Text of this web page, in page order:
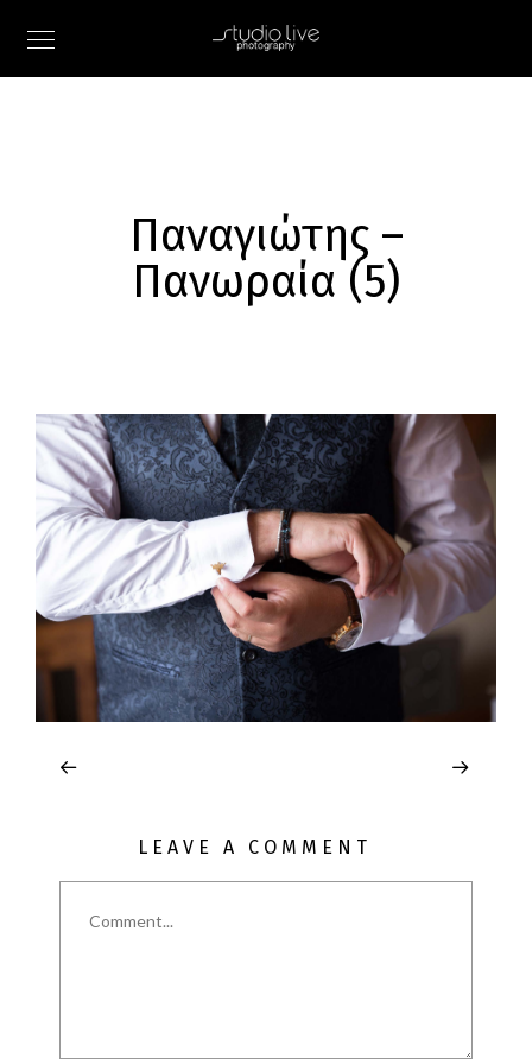
Παναγιώτης –
Πανωραία (5)
LEAVE A COMMENT